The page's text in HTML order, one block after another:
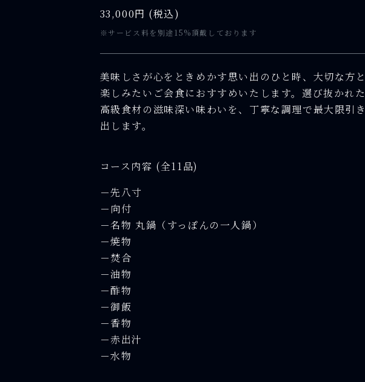
33,000円 (税込)
※サービス料を別途15%頂戴しております
美味しさが心をときめかす思い出のひと時、大切な方と
楽しみたいご会食におすすめいたします。選び抜かれた
高級食材の滋味深い味わいを、丁寧な調理で最大限引き
出します。
コース内容 (全11品)
－先八寸
－向付
－名物 丸鍋（すっぽんの一人鍋）
－焼物
－焚合
－油物
－酢物
－御飯
－香物
－赤出汁
－水物